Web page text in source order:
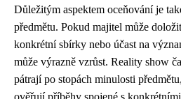
Důležitým aspektem oceňování je
předmětu. Pokud majitel může
konkrétní sbírky nebo účast na
může výrazně vzrůst. Reality show
pátrají po stopách minulosti